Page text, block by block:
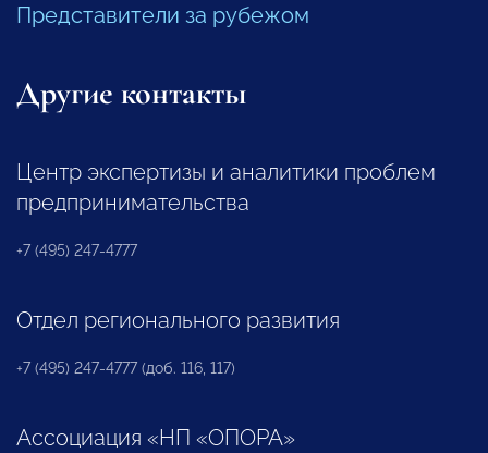
Представители за рубежом
Другие контакты
Центр экспертизы и аналитики проблем
предпринимательства
+7 (495) 247-4777
Отдел регионального развития
+7 (495) 247-4777 (доб. 116, 117)
Ассоциация «НП «ОПОРА»